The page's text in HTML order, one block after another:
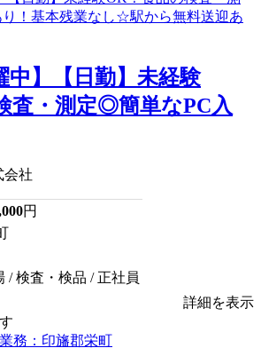
中】【日勤】未経験
査・測定◎簡単なPC入
会社
円
/ 検査・検品 / 正社員
詳細を表示